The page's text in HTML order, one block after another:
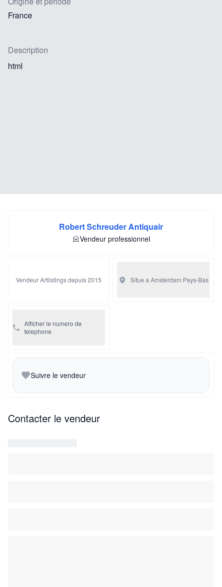
France
Description
html
Robert Schreuder Antiquair
Vendeur professionnel
Vendeur Artlistings depuis 2015 Situe a Amsterdam Pays-Bas
Afficher le numero de
telephone
Suivre le vendeur
Contacter le vendeur